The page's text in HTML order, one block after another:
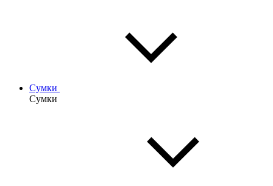
Сумки
Сумки